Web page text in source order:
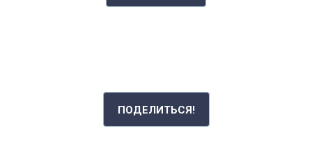
ПОДЕЛИТЬСЯ!